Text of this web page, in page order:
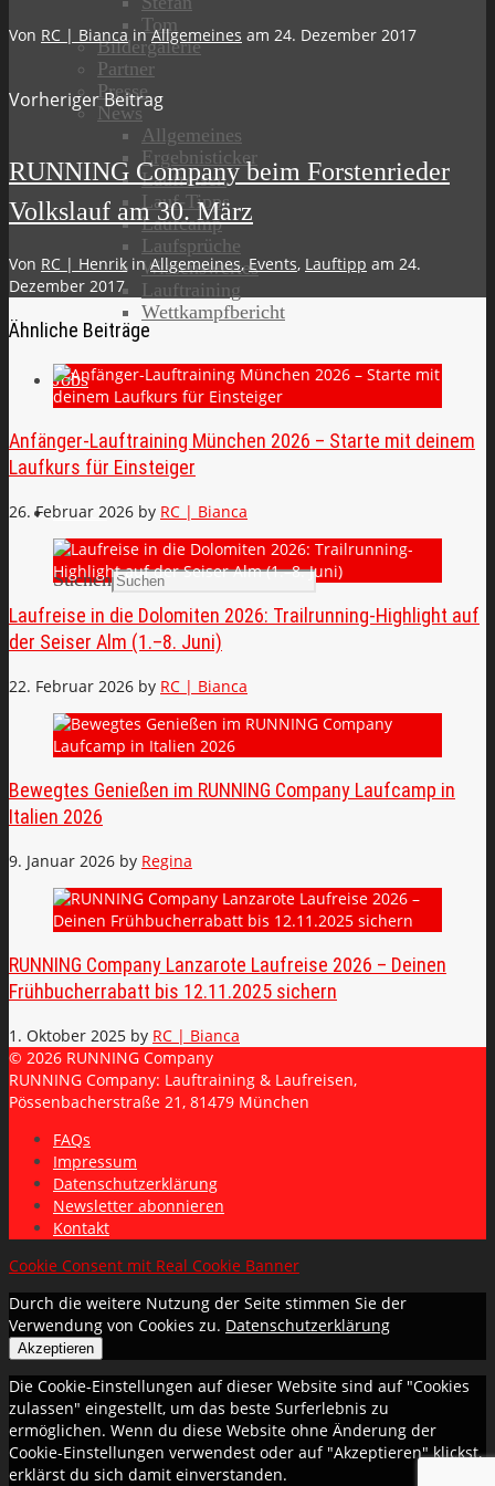
Tom
Bildergalerie
Partner
Presse
News
Allgemeines
Ergebnisticker
Laufreisen
Lauf-Tipps
Laufcamp
Laufsprüche
Wissenswertes
Lauftraining
Wettkampfbericht
Jobs
Search
Suchen
Von RC | BiancainAllgemeines am 24. Dezember 2017
Vorheriger Beitrag
RUNNING Company beim Forstenrieder
Volkslauf am 30. März
Von RC | HenrikinAllgemeines,Events, Lauftipp am 24.
Dezember 2017
Ähnliche Beiträge
Anfänger-Lauftraining München 2026 – Starte mit deinem
Laufkurs für Einsteiger
26. Februar 2026 by RC | Bianca
Laufreise in die Dolomiten 2026: Trailrunning-Highlight auf
der Seiser Alm (1.–8. Juni)
22. Februar 2026 by RC | Bianca
Bewegtes Genießen im RUNNING Company Laufcamp in
Italien 2026
9. Januar 2026 by Regina
RUNNING Company Lanzarote Laufreise 2026 – Deinen
Frühbucherrabatt bis 12.11.2025 sichern
1. Oktober 2025 by RC | Bianca
© 2026 RUNNING Company
RUNNING Company: Lauftraining & Laufreisen,
Pössenbacherstraße 21, 81479 München
FAQs
Impressum
Datenschutzerklärung
Newsletter abonnieren
Kontakt
Cookie Consent mit Real Cookie Banner
Durch die weitere Nutzung der Seite stimmen Sie der
Verwendung von Cookies zu. Datenschutzerklärung
Akzeptieren
Die Cookie-Einstellungen auf dieser Website sind auf "Cookies
zulassen" eingestellt, um das beste Surferlebnis zu
ermöglichen. Wenn du diese Website ohne Änderung der
Cookie-Einstellungen verwendest oder auf "Akzeptieren" klickst,
erklärst du sich damit einverstanden.